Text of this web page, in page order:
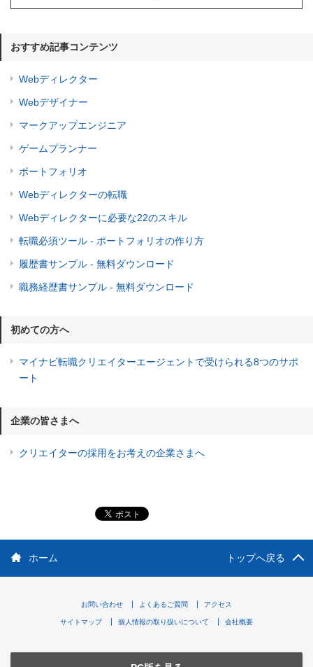
おすすめ記事コンテンツ
Webディレクター
Webデザイナー
マークアップエンジニア
ゲームプランナー
ポートフォリオ
Webディレクターの転職
Webディレクターに必要な22のスキル
転職必須ツール - ポートフォリオの作り方
履歴書サンプル - 無料ダウンロード
職務経歴書サンプル - 無料ダウンロード
初めての方へ
マイナビ転職クリエイターエージェントで受けられる8つのサポ
ート
企業の皆さまへ
クリエイターの採用をお考えの企業さまへ
ホーム トップへ戻る
お問い合わせ よくあるご質問 アクセス
サイトマップ 個人情報の取り扱いについて 会社概要